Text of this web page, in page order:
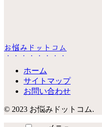
お悩みドットコム
ホーム
サイトマップ
お問い合わせ
© 2023 お悩みドットコム.